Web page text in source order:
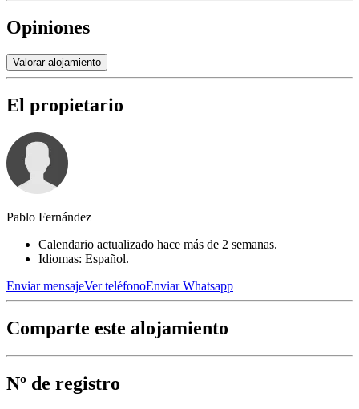
Opiniones
Valorar alojamiento
El propietario
Pablo Fernández
Calendario actualizado hace más de 2 semanas.
Idiomas: Español.
Enviar mensajeVer teléfonoEnviar Whatsapp
Comparte este alojamiento
Nº de registro